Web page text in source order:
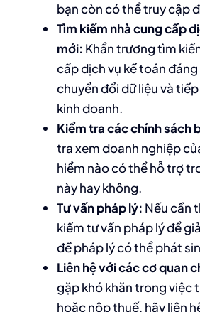
bạn còn có thể truy cập
Tìm kiếm nhà cung cấp
mới: Khẩn trương tìm
cấp dịch vụ kế toán
chuyển đổi dữ liệu và
kinh doanh.
Kiểm tra các chính sách
tra xem doanh nghiệp
hiểm nào có thể hỗ trợ
này hay không.
Tư vấn pháp lý: Nếu cần
kiếm tư vấn pháp lý để
đề pháp lý có thể phát
Liên hệ với các cơ quan
gặp khó khăn trong việc
hoặc nộp thuế, hãy liên